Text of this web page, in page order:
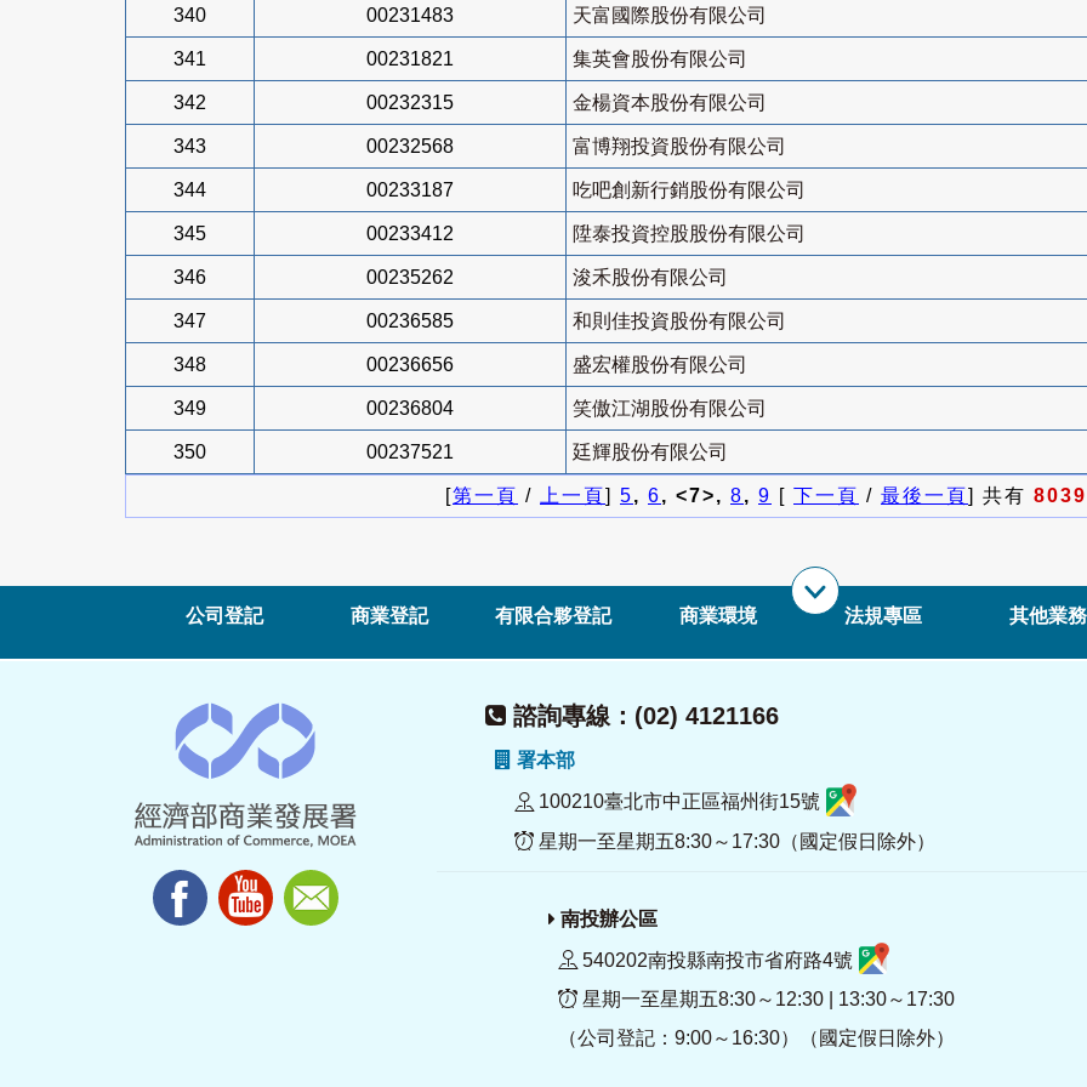
340 00231483 天富國際股份有限公司
341 00231821 集英會股份有限公司
342 00232315 金楊資本股份有限公司
343 00232568 富博翔投資股份有限公司
344 00233187 吃吧創新行銷股份有限公司
345 00233412 陞泰投資控股股份有限公司
346 00235262 浚禾股份有限公司
347 00236585 和則佳投資股份有限公司
348 00236656 盛宏權股份有限公司
349 00236804 笑傲江湖股份有限公司
350 00237521 廷輝股份有限公司
[第一頁 / 上一頁] 5, 6, <7>, 8, 9 [ 下一頁 / 最後一頁] 共有 8039
公司登記 商業登記 有限合夥登記 商業環境 法規專區 其他業務
諮詢專線：(02) 4121166
署本部
100210臺北市中正區福州街15號
星期一至星期五8:30～17:30（國定假日除外）
南投辦公區
540202南投縣南投市省府路4號
星期一至星期五8:30～12:30 | 13:30～17:30
（公司登記：9:00～16:30）（國定假日除外）